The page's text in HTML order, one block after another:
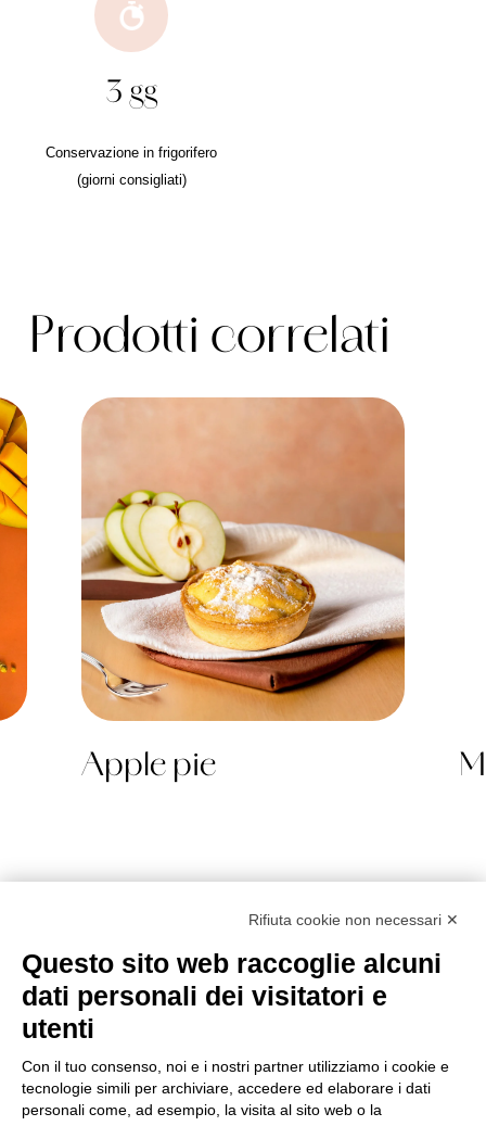
3 gg
Conservazione in frigorifero
(giorni consigliati)
Prodotti correlati
Apple pie
Golosi di Salute S.r.l.
Strada Tagliata 18 – Alba (CN) – Italy
Gelo
Rifiuta cookie non necessari ✕
Questo sito web raccoglie alcuni
dati personali dei visitatori e
utenti
Con il tuo consenso, noi e i nostri partner utilizziamo i cookie e
tecnologie simili per archiviare, accedere ed elaborare i dati
personali come, ad esempio, la visita al sito web o la